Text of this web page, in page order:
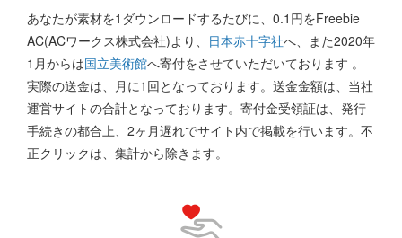
あなたが素材を1ダウンロードするたびに、0.1円をFreebie
AC(ACワークス株式会社)より、 日本赤十字社へ、また2020年
1月からは国立美術館へ寄付をさせていただいております 。
実際の送金は、月に1回となっております。送金金額は、当社
運営サイトの合計となっております。寄付金受領証は、発行
手続きの都合上、2ヶ月遅れでサイト内で掲載を行います。不
正クリックは、集計から除きます。